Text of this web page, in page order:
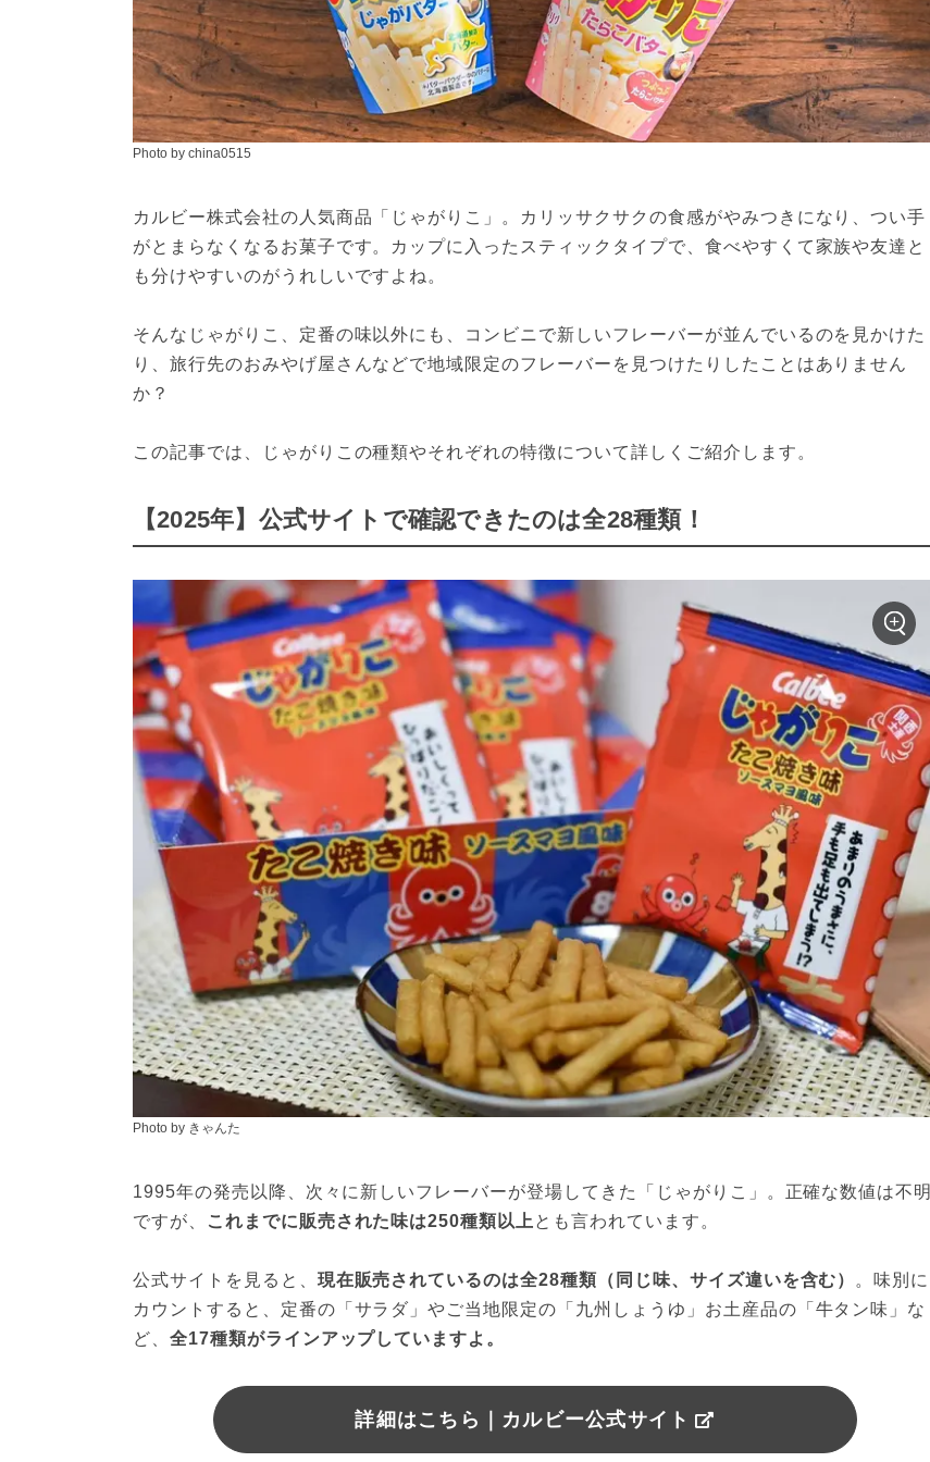
Photo by china0515
カルビー株式会社の人気商品「じゃがりこ」。カリッサクサクの食感がやみつきになり、つい手
がとまらなくなるお菓子です。カップに入ったスティックタイプで、食べやすくて家族や友達と
も分けやすいのがうれしいですよね。
そんなじゃがりこ、定番の味以外にも、コンビニで新しいフレーバーが並んでいるのを見かけた
り、旅行先のおみやげ屋さんなどで地域限定のフレーバーを見つけたりしたことはありません
か？
この記事では、じゃがりこの種類やそれぞれの特徴について詳しくご紹介します。
【2025年】公式サイトで確認できたのは全28種類！
Photo by きゃんた
1995年の発売以降、次々に新しいフレーバーが登場してきた「じゃがりこ」。正確な数値は不明
ですが、
これまでに販売された味は250種類以上 とも言われています。
公式サイトを見ると、 現在販売されているのは全28種類（同じ味、サイズ違いを含む） 。味別に
カウントすると、定番の「サラダ」やご当地限定の「九州しょうゆ」お土産品の「牛タン味」な
ど、 全17種類がラインアップしていますよ。
詳細はこちら｜カルビー公式サイト